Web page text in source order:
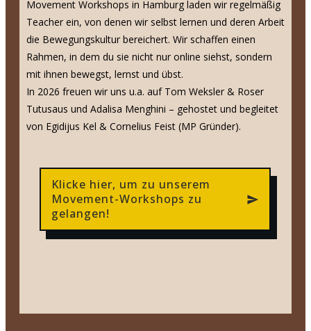
Movement Workshops in Hamburg laden wir regelmäßig
Teacher ein, von denen wir selbst lernen und deren Arbeit
die Bewegungskultur bereichert. Wir schaffen einen
Rahmen, in dem du sie nicht nur online siehst, sondern
mit ihnen bewegst, lernst und übst.
In 2026 freuen wir uns u.a. auf Tom Weksler & Roser
Tutusaus und Adalisa Menghini – gehostet und begleitet
von Egidijus Kel & Cornelius Feist (MP Gründer).
Klicke hier, um zu unserem
Movement-Workshops zu
gelangen!